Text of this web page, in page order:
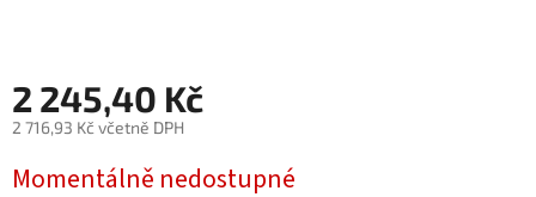
2 245,40 Kč
2 716,93 Kč včetně DPH
cena:
Momentálně nedostupné